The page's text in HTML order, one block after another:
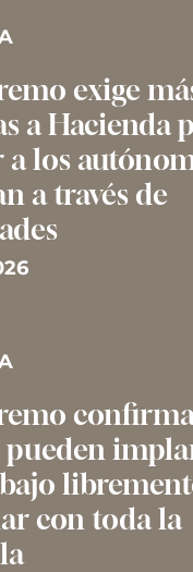
exige
a Hacienda
los
a través de
pueden
con toda la